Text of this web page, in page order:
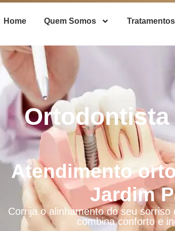
Home Quem Somos
Ortodontista
Atendimento
Jardim
Corrija o alinhamento do seu
combina conforto e